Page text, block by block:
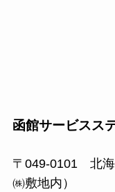
函館サービスス
〒049-0101 北海
㈱敷地内）